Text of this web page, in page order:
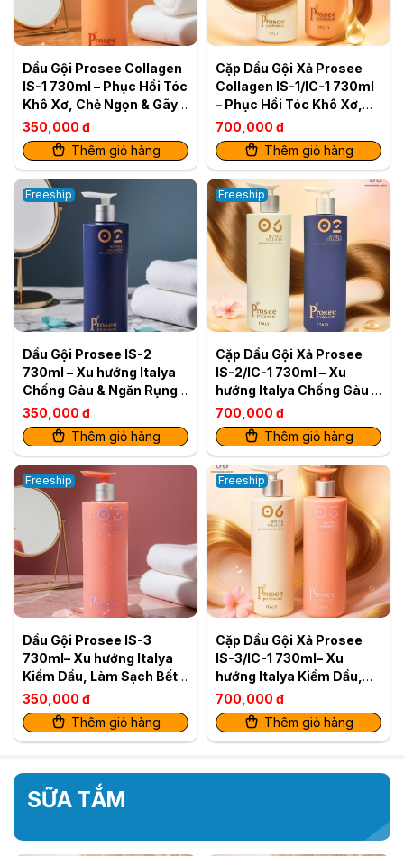
Dầu Gội Prosee Collagen
IS-1 730ml – Phục Hồi Tóc
Khô Xơ, Chẻ Ngọn & Gãy
Rụng
350,000 đ
Thêm giỏ hàng
Cặp Dầu Gội Xả Prosee
Collagen IS-1/IC-1 730ml
– Phục Hồi Tóc Khô Xơ,
Chẻ Ngọn & Gãy Rụng
700,000 đ
Thêm giỏ hàng
Freeship
Dầu Gội Prosee IS-2
730ml – Xu hướng Italya
Chống Gàu & Ngăn Rụng
Tóc Tối Ư
350,000 đ
Thêm giỏ hàng
Freeship
Cặp Dầu Gội Xả Prosee
IS-2/IC-1 730ml – Xu
hướng Italya Chống Gàu &
Ngăn Rụng Tóc Tối Ưu
700,000 đ
Thêm giỏ hàng
Freeship
Dầu Gội Prosee IS-3
730ml– Xu hướng Italya
Kiềm Dầu, Làm Sạch Bết
& Cho Tóc Tơi Phồng Tự
Nhiên
350,000 đ
Thêm giỏ hàng
Freeship
Cặp Dầu Gội Xả Prosee
IS-3/IC-1 730ml– Xu
hướng Italya Kiềm Dầu,
Làm Sạch Bết & Cho Tóc
Tơi Phồng Tự Nhiên
700,000 đ
Thêm giỏ hàng
SỮA TẮM